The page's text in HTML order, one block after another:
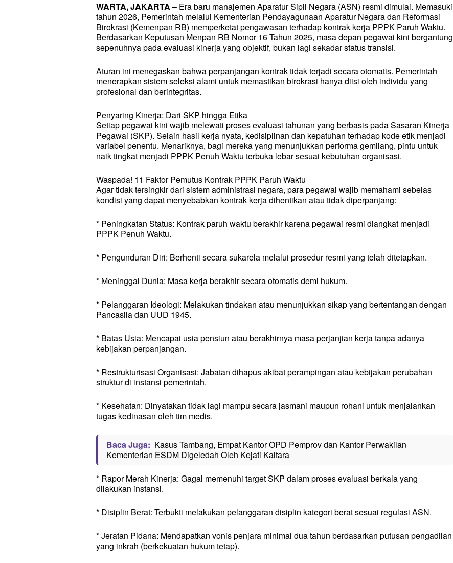
WARTA, JAKARTA – Era baru manajemen Aparatur Sipil Negara (ASN) resmi dimulai. Memasuki
tahun 2026, Pemerintah melalui Kementerian Pendayagunaan Aparatur Negara dan Reformasi
Birokrasi (Kemenpan RB) memperketat pengawasan terhadap kontrak kerja PPPK Paruh Waktu.
Berdasarkan Keputusan Menpan RB Nomor 16 Tahun 2025, masa depan pegawai kini bergantung
sepenuhnya pada evaluasi kinerja yang objektif, bukan lagi sekadar status transisi.
Aturan ini menegaskan bahwa perpanjangan kontrak tidak terjadi secara otomatis. Pemerintah
menerapkan sistem seleksi alami untuk memastikan birokrasi hanya diisi oleh individu yang
profesional dan berintegritas.
Penyaring Kinerja: Dari SKP hingga Etika
Setiap pegawai kini wajib melewati proses evaluasi tahunan yang berbasis pada Sasaran Kinerja
Pegawai (SKP). Selain hasil kerja nyata, kedisiplinan dan kepatuhan terhadap kode etik menjadi
variabel penentu. Menariknya, bagi mereka yang menunjukkan performa gemilang, pintu untuk
naik tingkat menjadi PPPK Penuh Waktu terbuka lebar sesuai kebutuhan organisasi.
Waspada! 11 Faktor Pemutus Kontrak PPPK Paruh Waktu
Agar tidak tersingkir dari sistem administrasi negara, para pegawai wajib memahami sebelas
kondisi yang dapat menyebabkan kontrak kerja dihentikan atau tidak diperpanjang:
* Peningkatan Status: Kontrak paruh waktu berakhir karena pegawai resmi diangkat menjadi
PPPK Penuh Waktu.
* Pengunduran Diri: Berhenti secara sukarela melalui prosedur resmi yang telah ditetapkan.
* Meninggal Dunia: Masa kerja berakhir secara otomatis demi hukum.
* Pelanggaran Ideologi: Melakukan tindakan atau menunjukkan sikap yang bertentangan dengan
Pancasila dan UUD 1945.
* Batas Usia: Mencapai usia pensiun atau berakhirnya masa perjanjian kerja tanpa adanya
kebijakan perpanjangan.
* Restrukturisasi Organisasi: Jabatan dihapus akibat perampingan atau kebijakan perubahan
struktur di instansi pemerintah.
* Kesehatan: Dinyatakan tidak lagi mampu secara jasmani maupun rohani untuk menjalankan
tugas kedinasan oleh tim medis.
Baca Juga: Kasus Tambang, Empat Kantor OPD Pemprov dan Kantor Perwakilan
Kementerian ESDM Digeledah Oleh Kejati Kaltara
* Rapor Merah Kinerja: Gagal memenuhi target SKP dalam proses evaluasi berkala yang
dilakukan instansi.
* Disiplin Berat: Terbukti melakukan pelanggaran disiplin kategori berat sesuai regulasi ASN.
* Jeratan Pidana: Mendapatkan vonis penjara minimal dua tahun berdasarkan putusan pengadilan
yang inkrah (berkekuatan hukum tetap).